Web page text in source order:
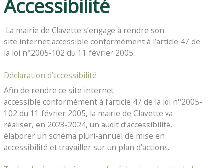
Accessibilité
La mairie de Clavette s’engage à rendre son
site internet accessible conformément à l’article 47 de
la loi n°2005-102 du 11 février 2005.
Déclaration d’accessibilité
Afin de rendre ce site internet
accessible conformément à l’article 47 de la loi n°2005-
102 du 11 février 2005, la mairie de Clavette va
réaliser, en 2023-2024, un audit d’accessibilité,
élaborer un schéma pluri-annuel de mise en
accessibilité et travailler sur un plan d’actions.